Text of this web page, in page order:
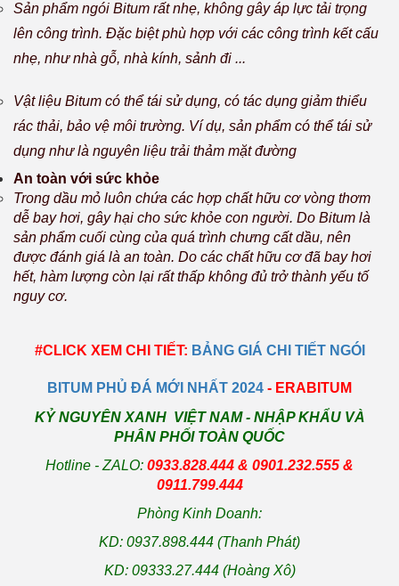
Sản phẩm ngói Bitum rất nhẹ, không gây áp lực tải trọng
lên công trình. Đặc biệt phù hợp với các công trình kết cấu
nhẹ, như nhà gỗ, nhà kính, sảnh đi ...
Vật liệu Bitum có thể tái sử dụng, có tác dụng giảm thiểu
rác thải, bảo vệ môi trường. Ví dụ, sản phẩm có thể tái sử
dụng như là nguyên liệu trải thảm mặt đường
An toàn với sức khỏe
Trong dầu mỏ luôn chứa các hợp chất hữu cơ vòng thơm
dễ bay hơi, gây hại cho sức khỏe con người. Do Bitum là
sản phẩm cuối cùng của quá trình chưng cất dầu, nên
được đánh giá là an toàn. Do các chất hữu cơ đã bay hơi
hết, hàm lượng còn lại rất thấp không đủ trở thành yếu tố
nguy cơ.
#CLICK XEM CHI TIẾT: BẢNG GIÁ CHI TIẾT NGÓI
BITUM PHỦ ĐÁ MỚI NHẤT 2024 - ERABITUM
KỶ NGUYÊN XANH VIỆT NAM - NHẬP KHẨU VÀ
PHÂN PHỐI TOÀN QUỐC
Hotline - ZALO: 0933.828.444 & 0901.232.555 &
0911.799.444
Phòng Kinh Doanh:
KD: 0937.898.444 (Thanh Phát)
KD: 09333.27.444 (Hoàng Xô)